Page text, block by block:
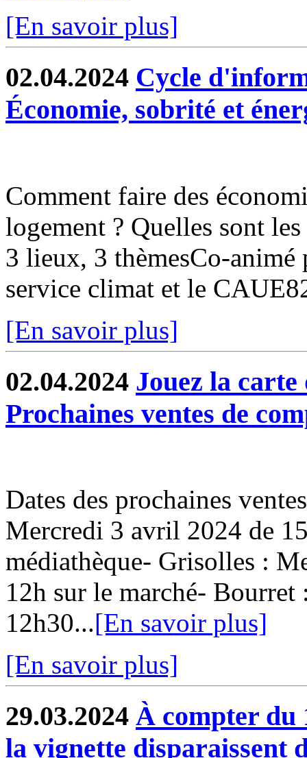
[En savoir plus]
02.04.2024 Cycle
Économie, sobrité et
Comment faire des
logement ? Quelles sont
3 lieux, 3 thèmesCo-
service climat et le
[En savoir plus]
02.04.2024 Jouez la carte
Prochaines ventes de
Dates des prochaines
Mercredi 3 avril 2024 de
médiathèque- Grisolles :
12h sur le marché-
12h30...[En savoir plus]
[En savoir plus]
29.03.2024 À compter du
la vignette disparaissent